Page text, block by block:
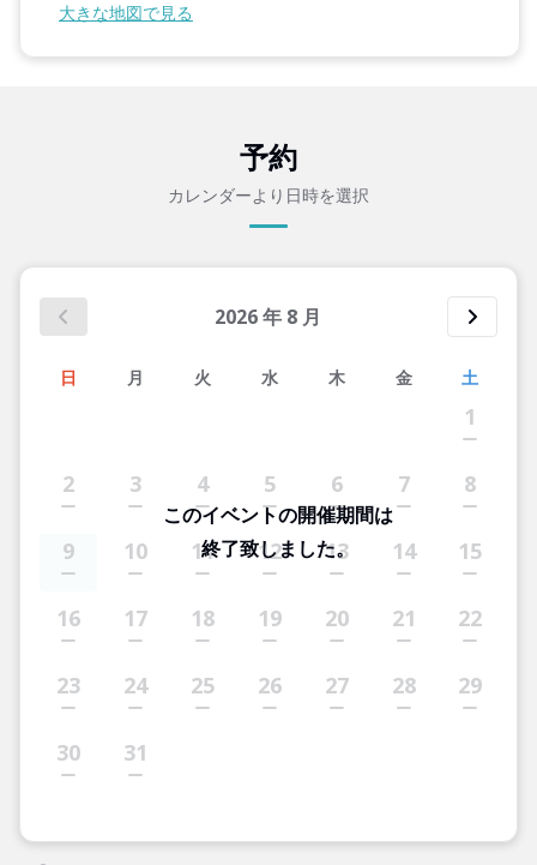
大きな地図で見る
予約
カレンダーより日時を選択
2026年 8 月
日 月 火 水 木 金 土
1
2 3 4 5 6 7 8
9 10 11 12 13 14 15
16 17 18 19 20 21 22
23 24 25 26 27 28 29
30 31
このイベントの開催期間は
終了致しました。